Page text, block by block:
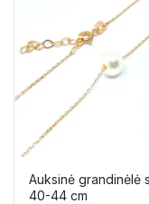
Auksinė grandinėlė
40-44 cm